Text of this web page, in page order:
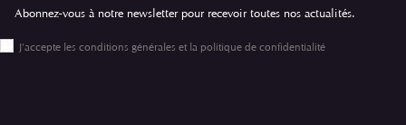
Abonnez-vous à notre newsletter pour recevoir toutes nos actualités.
J'accepte les conditions générales et la politique de confidentialité